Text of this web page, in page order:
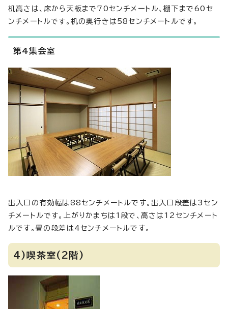
机高さは、床から天板まで70センチメートル、棚下まで60セ
ンチメートルです。机の奥行きは58センチメートルです。
第4集会室
出入口の有効幅は88センチメートルです。出入口段差は3セン
チメートルです。上がりかまちは1段で、高さは12センチメート
ルです。畳の段差は4センチメートルです。
4)喫茶室(2階)